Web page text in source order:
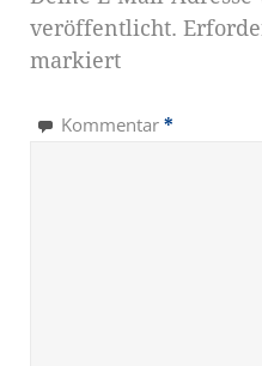
veröffentlicht.
markiert
Kommentar *